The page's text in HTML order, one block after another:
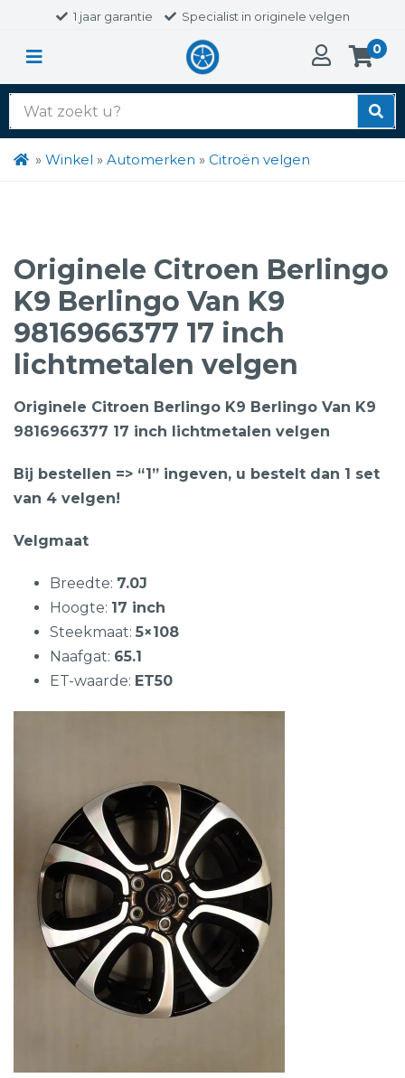
1 jaar garantie Specialist in originele velgen
0
Zoek
naar:
» Winkel » Automerken » Citroën velgen
Originele Citroen Berlingo
K9 Berlingo Van K9
9816966377 17 inch
lichtmetalen velgen
Originele Citroen Berlingo K9 Berlingo Van K9
9816966377 17 inch lichtmetalen velgen
Bij bestellen => “1” ingeven, u bestelt dan 1 set
van 4 velgen!
Velgmaat
Breedte: 7.0J
Hoogte: 17 inch
Steekmaat: 5×108
Naafgat: 65.1
ET-waarde: ET50